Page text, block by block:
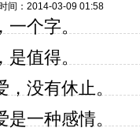
时间：2014-03-09 01:58
个字。
值得。
没有休止。
一种感情。